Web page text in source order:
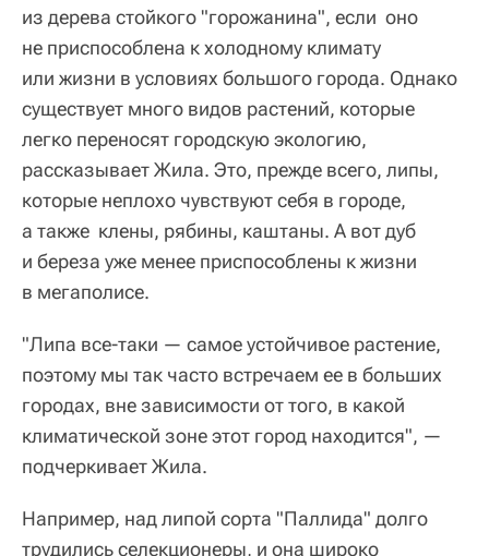
из дерева стойкого "горожанина", если оно
не приспособлена к холодному климату
или жизни в условиях большого города. Однако
существует много видов растений, которые
легко переносят городскую экологию,
рассказывает Жила. Это, прежде всего, липы,
которые неплохо чувствуют себя в городе,
а также клены, рябины, каштаны. А вот дуб
и береза уже менее приспособлены к жизни
в мегаполисе.
"Липа все-таки — самое устойчивое растение,
поэтому мы так часто встречаем ее в больших
городах, вне зависимости от того, в какой
климатической зоне этот город находится", —
подчеркивает Жила.
Например, над липой сорта "Паллида" долго
трудились селекционеры, и она широко